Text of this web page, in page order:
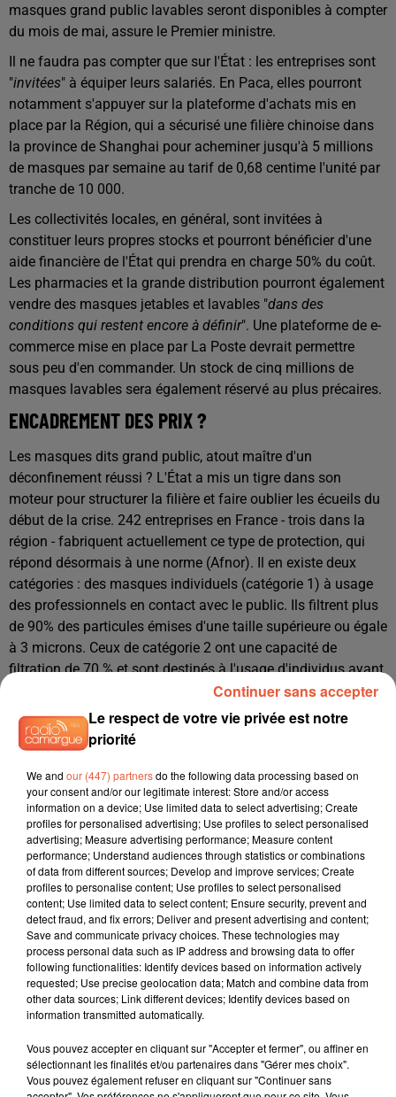
masques grand public lavables seront disponibles à compter
du mois de mai, assure le Premier ministre.
Il ne faudra pas compter que sur l'État : les entreprises sont
"invitées" à équiper leurs salariés. En Paca, elles pourront
notamment s'appuyer sur la plateforme d'achats mis en
place par la Région, qui a sécurisé une filière chinoise dans
la province de Shanghai pour acheminer jusqu'à 5 millions
de masques par semaine au tarif de 0,68 centime l'unité par
tranche de 10 000.
Les collectivités locales, en général, sont invitées à
constituer leurs propres stocks et pourront bénéficier d'une
aide financière de l'État qui prendra en charge 50% du coût.
Les pharmacies et la grande distribution pourront également
vendre des masques jetables et lavables "dans des
conditions qui restent encore à définir". Une plateforme de e-
commerce mise en place par La Poste devrait permettre
sous peu d'en commander. Un stock de cinq millions de
masques lavables sera également réservé au plus précaires.
ENCADREMENT DES PRIX ?
Les masques dits grand public, atout maître d'un
déconfinement réussi ? L'État a mis un tigre dans son
moteur pour structurer la filière et faire oublier les écueils du
début de la crise. 242 entreprises en France - trois dans la
région - fabriquent actuellement ce type de protection, qui
répond désormais à une norme (Afnor). Il en existe deux
catégories : des masques individuels (catégorie 1) à usage
des professionnels en contact avec le public. Ils filtrent plus
de 90% des particules émises d'une taille supérieure ou égale
à 3 microns. Ceux de catégorie 2 ont une capacité de
filtration de 70 % et sont destinés à l'usage d'individus ayant
des contacts occasionnels avec d'autres personnes. De
sources gouvernementales, 41 millions de masques de ce
type ont été fabriqués par l'industrie textile française depuis
le 30 mars.
Reste à savoir à quel prix ils vont être vendus. De 3 à 5€,
selon le ministre de la Santé, Olivier Véran. Un prix qui ne
correspond pas toujours aux premiers chiffres constatés.
Certaines associations de consommateurs craignent déjà
une flambée du prix des masques comme on l'a vu au début
de la crise sanitaire pour les gels hydroalcooliques, jusqu'à
ce que leur prix soit strictement encadré.
Dans un premier temps, le gouvernement a considéré que
l'hétérogénéité des produits - certains masques sont lavables
de 5 à 30 fois - ne permettait pas d'en encadrer les prix.
Agnès Panier-Runacher, secrétaire d'Etat auprès du ministre
de l'Économie, a néanmoins demandé en début de semaine
à la DGCCRF se pencher sur la question. L'Ordre des
pharmaciens réclame, d'ores et déjà, un encadrement. Plus
qu'il ne devrait pas en manquer, autant que les masques ne
Le respect de votre vie privée est notre
priorité
We and our (447) partnersdo the following data processing based on
your consent and/or our legitimate interest: Store and/or access
information on a device; Use limited data to select advertising; Create
profiles for personalised advertising; Use profiles to select personalised
advertising; Measure advertising performance; Measure content
performance; Understand audiences through statistics or combinations
of data from different sources; Develop and improve services; Create
profiles to personalise content; Use profiles to select personalised
content; Use limited data to select content; Ensure security, prevent and
detect fraud, and fix errors; Deliver and present advertising and content;
Save and communicate privacy choices. These technologies may
process personal data such as IP address and browsing data to offer
following functionalities: Identify devices based on information actively
requested; Use precise geolocation data; Match and combine data from
other data sources; Link different devices; Identify devices based on
information transmitted automatically.
Vous pouvez accepter en cliquant sur "Accepter et fermer", ou affiner en
sélectionnant les finalités et/ou partenaires dans "Gérer mes choix".
Vous pouvez également refuser en cliquant sur "Continuer sans
Continuer sans accepter